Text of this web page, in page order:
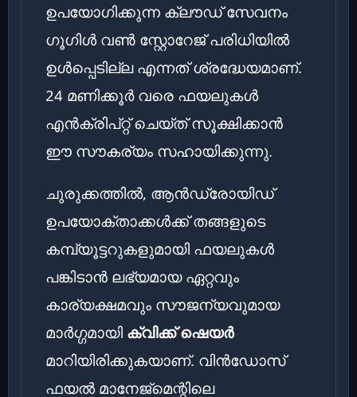
ഉപയോഗിക്കുന്ന ക്ലൗഡ് സേവനം
ഗൂഗിൾ വൺ സ്റ്റോറേജ് പരിധിയിൽ
ഉൾപ്പെടില്ല എന്നത് ശ്രദ്ധേയമാണ്.
24 മണിക്കൂർ വരെ ഫയലുകൾ
എൻക്രിപ്റ്റ് ചെയ്ത് സൂക്ഷിക്കാൻ
ഈ സൗകര്യം സഹായിക്കുന്നു.
ചുരുക്കത്തിൽ, ആൻഡ്രോയിഡ്
ഉപയോക്താക്കൾക്ക് തങ്ങളുടെ
കമ്പ്യൂട്ടറുകളുമായി ഫയലുകൾ
പങ്കിടാൻ ലഭ്യമായ ഏറ്റവും
കാര്യക്ഷമവും സൗജന്യവുമായ
മാർഗ്ഗമായി ക്വിക്ക് ഷെയർ
മാറിയിരിക്കുകയാണ്. വിൻഡോസ്
ഫയൽ മാനേജ്‌മെന്റിലെ